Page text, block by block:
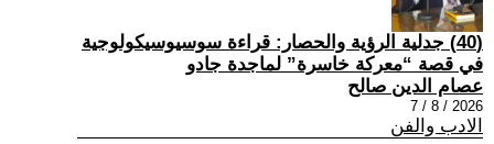
(40) جدلية الرؤية والحصار: قراءة سوسيوسيكولوجية
في قصة “معركة خاسرة” لماجدة جادو
عصام الدين صالح
2026 / 8 / 7
الادب والفن